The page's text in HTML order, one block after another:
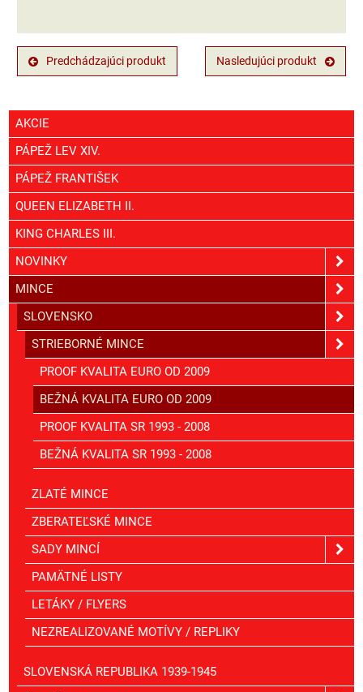
Predchádzajúci produkt Nasledujúci produkt
AKCIE
PÁPEŽ LEV XIV.
PÁPEŽ FRANTIŠEK
QUEEN ELIZABETH II.
KING CHARLES III.
NOVINKY
MINCE
SLOVENSKO
STRIEBORNÉ MINCE
PROOF KVALITA EURO OD 2009
BEŽNÁ KVALITA EURO OD 2009
PROOF KVALITA SR 1993 - 2008
BEŽNÁ KVALITA SR 1993 - 2008
ZLATÉ MINCE
ZBERATEĽSKÉ MINCE
SADY MINCÍ
PAMÄTNÉ LISTY
LETÁKY / FLYERS
NEZREALIZOVANÉ MOTÍVY / REPLIKY
SLOVENSKÁ REPUBLIKA 1939-1945